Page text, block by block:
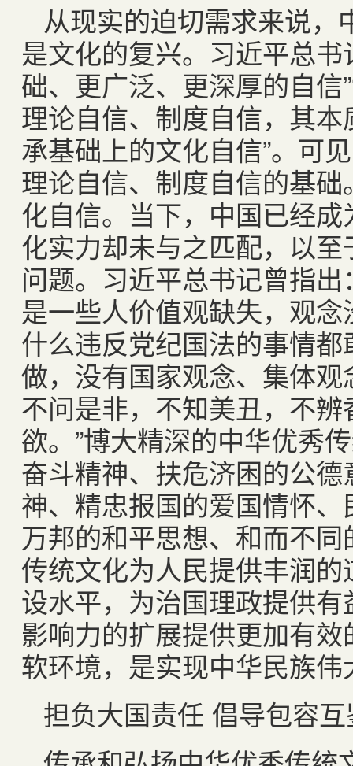
从现实的迫切需求来说
是文化的复兴。习近平总
础、更广泛、更深厚的自信
理论自信、制度自信，其
承基础上的文化自信”。可
理论自信、制度自信的基
化自信。当下，中国已经
化实力却未与之匹配，以
问题。习近平总书记曾指
是一些人价值观缺失，观
什么违反党纪国法的事情
做，没有国家观念、集体
不问是非，不知美丑，不
欲。”博大精深的中华优秀
奋斗精神、扶危济困的公
神、精忠报国的爱国情怀
万邦的和平思想、和而不
传统文化为人民提供丰润
设水平，为治国理政提供
影响力的扩展提供更加有
软环境，是实现中华民族
担负大国责任 倡导包容